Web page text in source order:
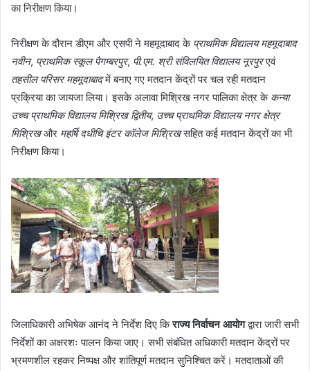
का निरीक्षण किया।
निरीक्षण के दौरान डीएम और एसपी ने महमूदाबाद के प्राथमिक विद्यालय महमूदाबाद
नवीन, प्राथमिक स्कूल पैगम्बरपुर, पी.एम. श्री संविलयित विद्यालय नूरपुरएवं
तहसील परिसर महमूदाबादमें बनाए गए मतदान केंद्रों पर चल रही मतदान
प्रक्रिया का जायजा लिया। इसके अलावा मिश्रिख नगर पालिका क्षेत्र के कन्या
उच्च प्राथमिक विद्यालय मिश्रिख द्वितीय, उच्च प्राथमिक विद्यालय नगर क्षेत्र
मिश्रिखऔर महर्षि दधीचि इंटर कॉलेज मिश्रिखसहित कई मतदान केंद्रों का भी
निरीक्षण किया।
जिलाधिकारी अभिषेक आनंद ने निर्देश दिए किराज्य निर्वाचन आयोगद्वारा जारी सभी
निर्देशों का अक्षरशः पालन किया जाए। सभी संबंधित अधिकारी मतदान केंद्रों पर
भ्रमणशील रहकर निष्पक्ष और शांतिपूर्ण मतदान सुनिश्चित करें। मतदाताओं की